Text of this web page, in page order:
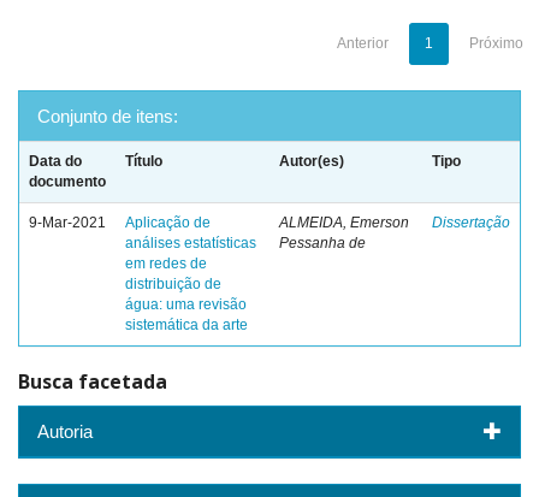
Anterior 1 Próximo
Conjunto de itens:
Data do
documento
Título Autor(es) Tipo
9-Mar-2021
Aplicação de
análises estatísticas
em redes de
distribuição de
água: uma revisão
sistemática da arte
ALMEIDA, Emerson
Pessanha de
Dissertação
Busca facetada
Autoria